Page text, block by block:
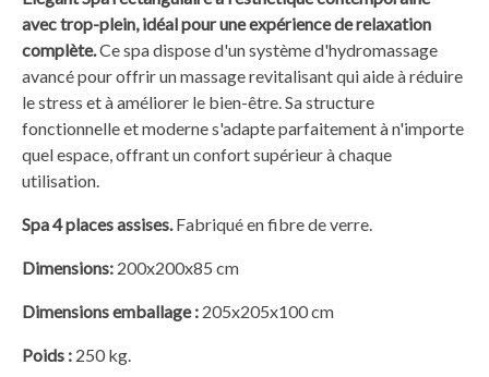
avec trop-plein, idéal pour une expérience de relaxation
complète.Ce spa dispose d'un système d'hydromassage
avancé pour offrir un massage revitalisant qui aide à réduire
le stress et à améliorer le bien-être. Sa structure
fonctionnelle et moderne s'adapte parfaitement à n'importe
quel espace, offrant un confort supérieur à chaque
utilisation.
Spa 4 places assises.Fabriqué en fibre de verre.
Dimensions: 200x200x85 cm
Dimensions emballage : 205x205x100 cm
Poids : 250 kg.